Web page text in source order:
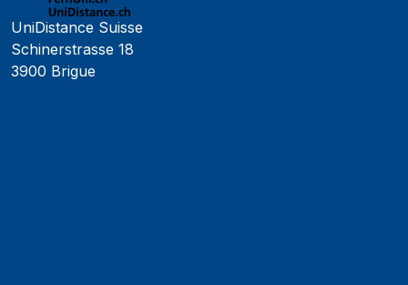
UniDistance Suisse
Schinerstrasse 18
3900 Brigue